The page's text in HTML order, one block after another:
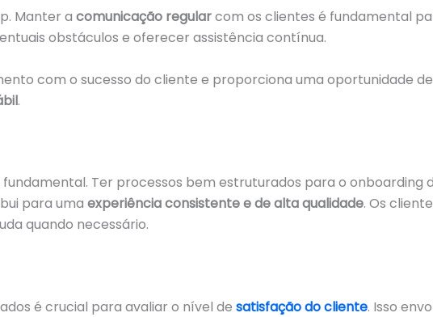
Manter a comunicação regularcom os clientes é fundamental
obstáculos e oferecer assistência contínua.
com o sucesso do cliente e proporciona uma oportunidade de
.
fundamental. Ter processos bem estruturados para o onboarding
para uma experiência consistente e de alta qualidade. Os
quando necessário.
é crucial para avaliar o nível de satisfação do cliente. Isso